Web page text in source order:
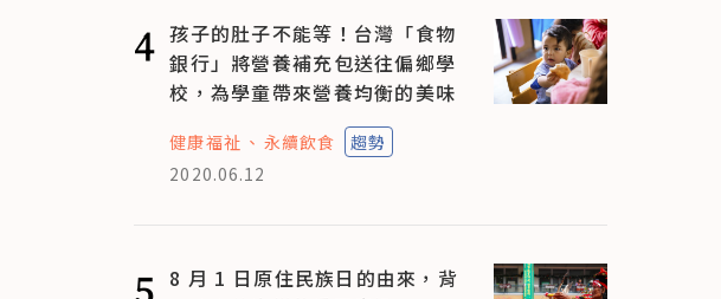
4 孩子的肚子不能等！台灣「食物
銀行」將營養補充包送往偏鄉學
校，為學童帶來營養均衡的美味
健康福祉 永續飲食
趨勢
2020.06.12
8 月 1 日原住民族日的由來，背